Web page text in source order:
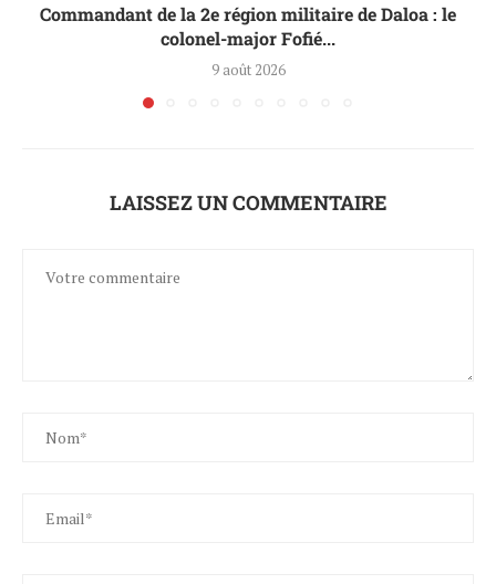
Commandant de la 2e région militaire de Daloa : le
colonel-major Fofié...
9 août 2026
LAISSEZ UN COMMENTAIRE